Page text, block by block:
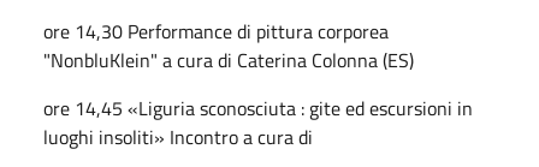
ore 14,30 Performance di pittura corporea
"NonbluKlein" a cura di Caterina Colonna (ES)
ore 14,45 «Liguria sconosciuta : gite ed escursioni in
luoghi insoliti» Incontro a cura di